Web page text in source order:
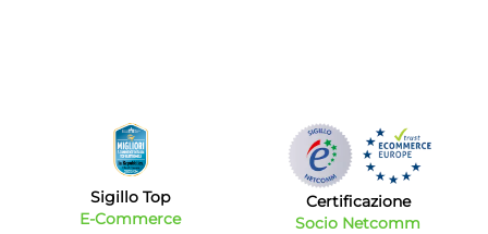
Sigillo Top
E-Commerce
Certificazione
Socio Netcomm